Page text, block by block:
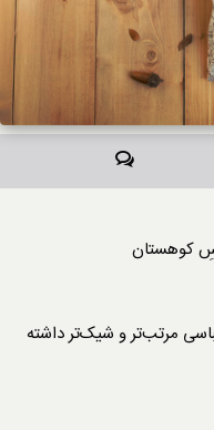
دیدگاه‌ها
کوهستان
مرتب‌تر و شیک‌تر داشته